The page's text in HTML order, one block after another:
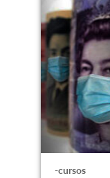
-cursos